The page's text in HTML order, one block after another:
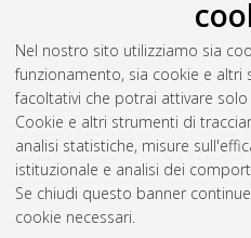
Nel nostro sito utilizziamo sia
funzionamento, sia cookie e
facoltativi che potrai attivare
Cookie e altri strumenti di
analisi statistiche, misure
istituzionale e analisi dei
Se chiudi questo banner
cookie necessari.
Gestione del